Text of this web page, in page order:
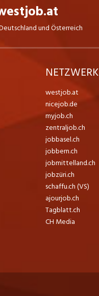
und Österreich
NETZWERK
westjob.at
nicejob.de
myjob.ch
zentraljob.ch
jobbasel.ch
jobbern.ch
jobmittelland.ch
jobzüri.ch
schaffu.ch (VS)
ajourjob.ch
Tagblatt.ch
CH Media